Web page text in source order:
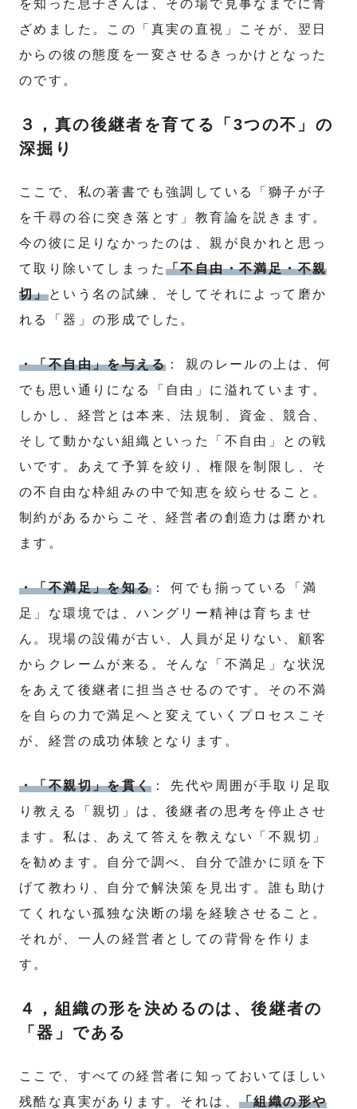
を知った息子さんは、その場で見事なまでに青
ざめました。この「真実の直視」こそが、翌日
からの彼の態度を一変させるきっかけとなった
のです。
３，真の後継者を育てる「3つの不」の
深掘り
ここで、私の著書でも強調している「獅子が子
を千尋の谷に突き落とす」教育論を説きます。
今の彼に足りなかったのは、親が良かれと思っ
て取り除いてしまった 「不自由・不満足・不親
切」という名の試練、そしてそれによって磨か
れる「器」の形成でした。
・「不自由」を与える ： 親のレールの上は、何
でも思い通りになる「自由」に溢れています。
しかし、経営とは本来、法規制、資金、競合、
そして動かない組織といった「不自由」との戦
いです。あえて予算を絞り、権限を制限し、そ
の不自由な枠組みの中で知恵を絞らせること。
制約があるからこそ、経営者の創造力は磨かれ
ます。
・「不満足」を知る： 何でも揃っている「満
足」な環境では、ハングリー精神は育ちませ
ん。現場の設備が古い、人員が足りない、顧客
からクレームが来る。そんな「不満足」な状況
をあえて後継者に担当させるのです。その不満
を自らの力で満足へと変えていくプロセスこそ
が、経営の成功体験となります。
・「不親切」を貫く： 先代や周囲が手取り足取
り教える「親切」は、後継者の思考を停止させ
ます。私は、あえて答えを教えない「不親切」
を勧めます。自分で調べ、自分で誰かに頭を下
げて教わり、自分で解決策を見出す。誰も助け
てくれない孤独な決断の場を経験させること。
それが、一人の経営者としての背骨を作りま
す。
４，組織の形を決めるのは、後継者の
「器」である
ここで、すべての経営者に知っておいてほしい
残酷な真実があります。それは、 「組織の形や